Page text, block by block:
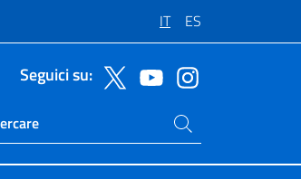
IT ES
Seguici su:
sito live